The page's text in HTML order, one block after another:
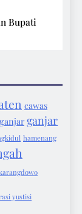
Bupati
cawas
ganjar ganjar
hamenang
yustisi